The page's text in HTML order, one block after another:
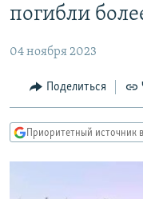
Вернуться
основному
Вернутся
главной
навигации
Вернутся
ЦИТАТЫ СВОБОДЫ
МНЕНИЯ
IDEL.РЕАЛИИ
погибли
04 ноября 2023
Поделиться
Приоритетный источник